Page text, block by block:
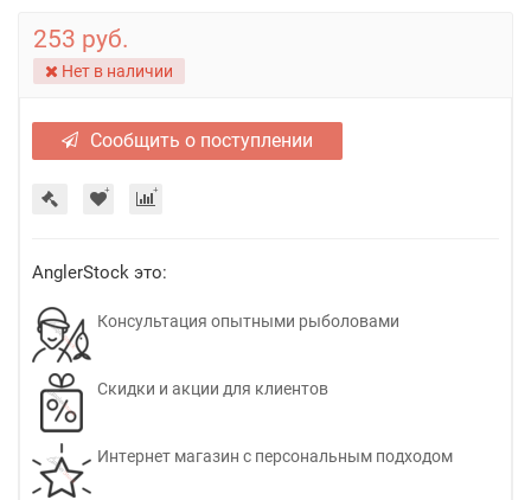
253 руб.
Нет в наличии
Сообщить о поступлении
AnglerStock это:
Консультация опытными рыболовами
Скидки и акции для клиентов
Интернет магазин с персональным подходом